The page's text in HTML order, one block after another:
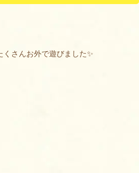
さんお外で遊びました✨